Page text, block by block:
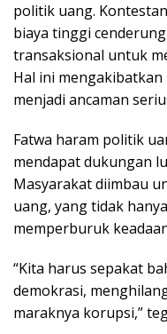
politik uang.
biaya tinggi
transaksional untuk
Hal ini
menjadi ancaman
Fatwa haram politik
mendapat dukungan
Masyarakat diimbau
uang, yang tidak
memperburuk
“Kita harus sepakat
demokrasi,
maraknya korupsi,”